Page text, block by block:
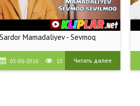
Sardor Mamadaliyev - Sevmoq
05-06-2016 13 161 Читать далее